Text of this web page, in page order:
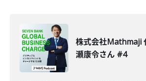
株式会社Mathmaji
瀬康令さん #4